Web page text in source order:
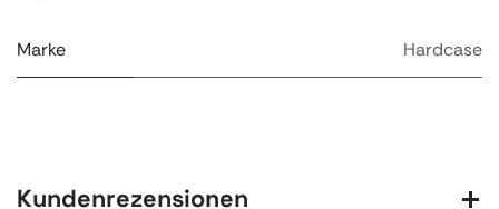
Marke Hardcase
Kundenrezensionen